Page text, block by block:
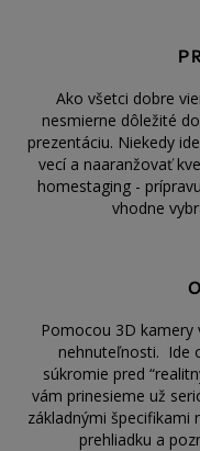
Ako všetci dobre
nesmierne dôležité
prezentáciu. Niekedy
vecí a naaranžovať
homestaging -
vhodne
Pomocou 3D kamery
nehnuteľnosti. Ide
súkromie pred
vám prinesieme už
základnými špecifikami
prehliadku a